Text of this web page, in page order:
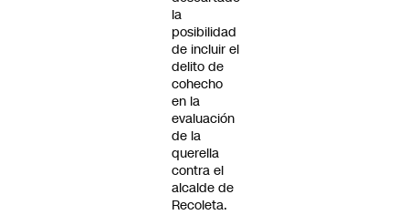
la
posibilidad
de incluir el
delito de
cohecho
en la
evaluación
de la
querella
contra el
alcalde de
Recoleta.